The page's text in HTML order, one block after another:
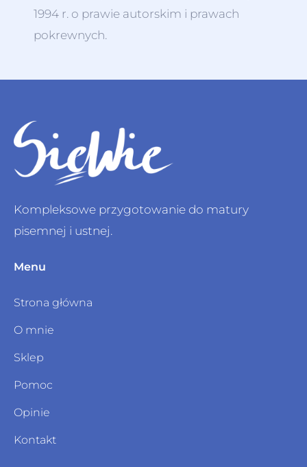
1994 r. o prawie autorskim i prawach
pokrewnych.
Kompleksowe przygotowanie do matury
pisemnej i ustnej.
Menu
Strona główna
O mnie
Sklep
Pomoc
Opinie
Kontakt